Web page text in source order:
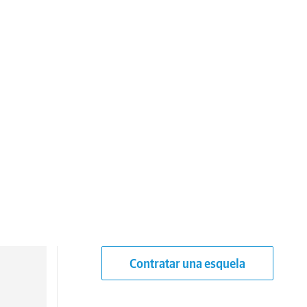
Contratar una esquela